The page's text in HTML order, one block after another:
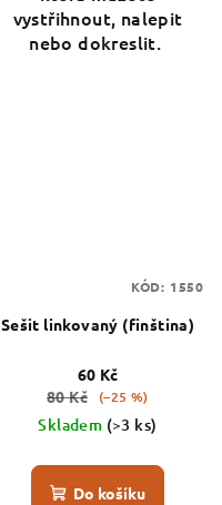
vystřihnout, nalepit
nebo dokreslit.
Sešit linkovaný (finština)
60 Kč
80 Kč
(–25 %)
Skladem (>3 ks)
Do košíku
KÓD: 1550